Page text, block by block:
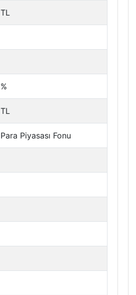
TL
%
TL
Para Piyasası Fonu